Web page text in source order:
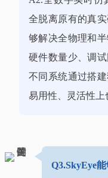
全脱离原有的真
够解决全物理和
硬件数量少、调
不同系统通过搭
易用性、灵活性上
Q3.SkyEye